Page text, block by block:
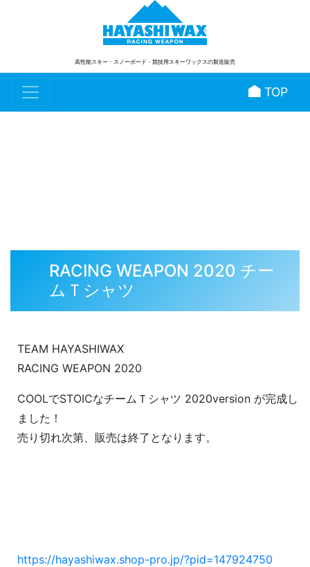
高性能スキー・スノーボード ・競技用スキーワックスの製造販売
TOP
RACING WEAPON 2020 チー
ムＴシャツ
TEAM HAYASHIWAX
RACING WEAPON 2020
COOLでSTOICなチームＴシャツ 2020version が完成し
ました！
売り切れ次第、販売は終了となります。
https://hayashiwax.shop-pro.jp/?pid=147924750